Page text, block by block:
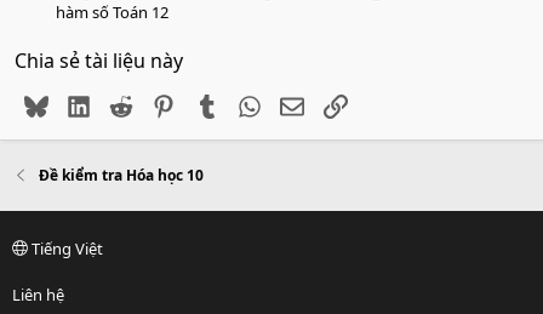
hàm số Toán 12
Chia sẻ tài liệu này
BlueskyLinkedIn
Reddit PinterestTumblr WhatsApp
EmailLink
Đề kiểm tra Hóa học 10
Tiếng Việt
Liên hệ